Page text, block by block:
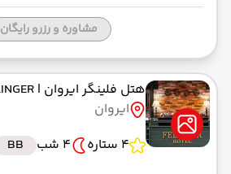
مشاوره و رزرو رایگان
هتل فلینگر ایروان | HOTEL FELINGER
ایروان
4 ستاره
4 شب BB